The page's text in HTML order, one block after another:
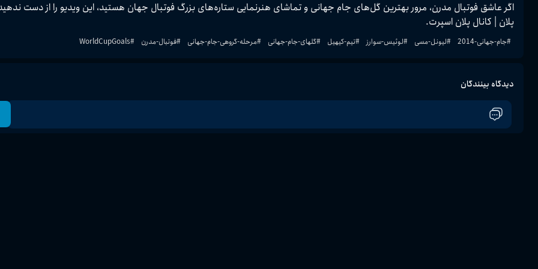
اگر عاشق فوتبال مدرن، مرور بهترین گل‌های جام جهانی و تماشای هنرنمایی ستاره‌های بزرگ فوتبال جهان هستید، این ویدیو
پلان | کانال پلان اسپرت.
#جام-جهانی-2014 #لیونل-مسی #لوئیس-سوارز #تیم-کیهیل #گلهای-جام-جهانی #مرحله-گروهی-جام-جهانی #فوتبال-مدرن #
WorldCupGoals
دیدگاه بینندگان